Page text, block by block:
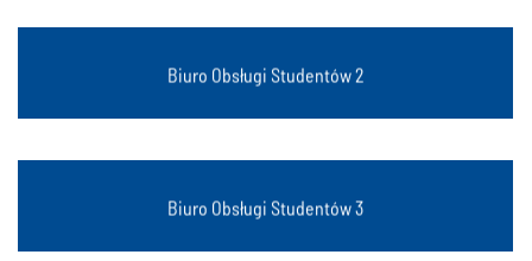
Biuro Obsługi Studentów 2
Gliwice, ul. Akademicka 2 / ul. Bolesława Krzywoustego 2
Biuro Obsługi Studentów 3
Gliwice, ul. Akademicka 7